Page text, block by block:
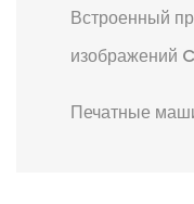
Встроенный
изображений
Печатные